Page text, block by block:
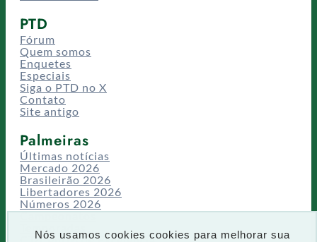
Nós usamos cookies cookies para melhorar sua
PTD
Fórum
Quem somos
Enquetes
Especiais
Siga o PTD no X
Contato
Site antigo
Palmeiras
Últimas notícias
Mercado 2026
Brasileirão 2026
Libertadores 2026
Números 2026
Campeonatos
Temporadas